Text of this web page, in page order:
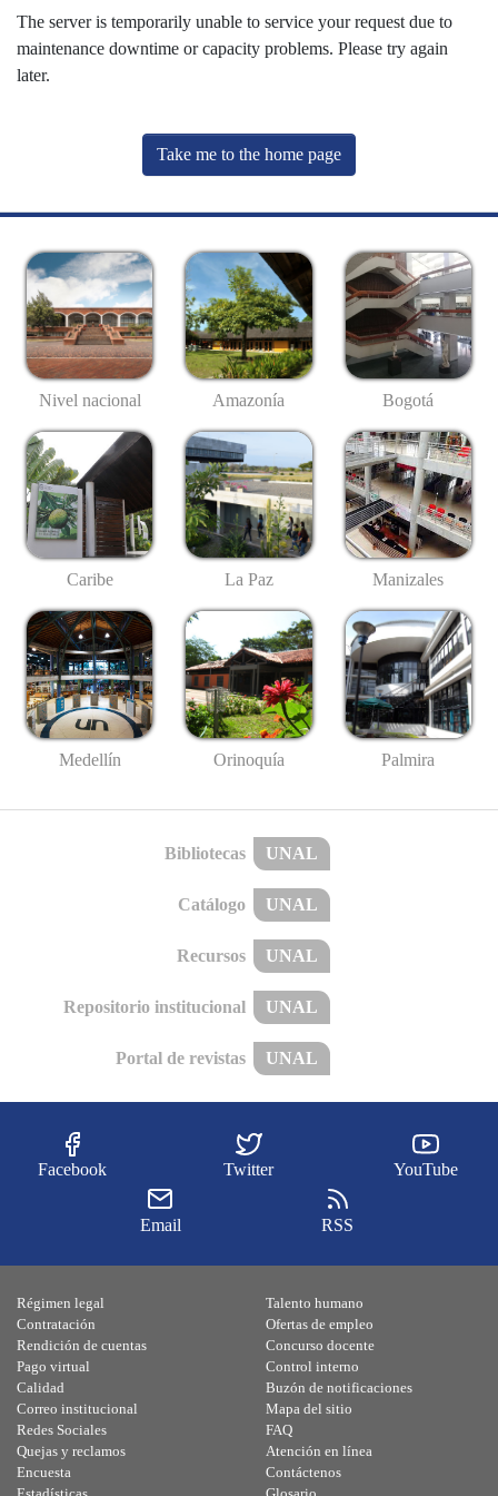
The server is temporarily unable to service your request due to
maintenance downtime or capacity problems. Please try again
later.
Take me to the home page
Nivel nacional Amazonía Bogotá
Caribe La Paz Manizales
Medellín Orinoquía Palmira
Bibliotecas UNAL
Catálogo UNAL
Recursos UNAL
Repositorio institucional UNAL
Portal de revistas UNAL
Facebook Twitter YouTube
Email RSS
Régimen legal
Contratación
Rendición de cuentas
Pago virtual
Calidad
Talento humano
Ofertas de empleo
Concurso docente
Control interno
Buzón de notificaciones
Correo institucional
Redes Sociales
Quejas y reclamos
Encuesta
Mapa del sitio
FAQ
Atención en línea
Contáctenos